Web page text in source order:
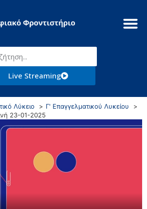
Live Streaming
Λύκειο
Γ' Επαγγελματικού Λυκείου
23-01-2025